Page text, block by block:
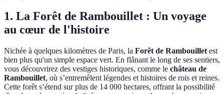
1. La Forêt de Rambouillet : Un voyage
au cœur de l'histoire
Nichée à quelques kilomètres de Paris, la Forêt de Rambouillet est
bien plus qu'un simple espace vert. En flânant le long de ses sentiers,
vous découvrirez des vestiges historiques, comme le château de
Rambouillet, où s’entremêlent légendes et histoires de rois et reines.
Cette forêt s’étend sur plus de 14 000 hectares, offrant la possibilité